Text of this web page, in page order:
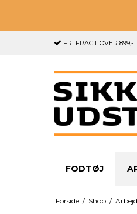
FRI FRAGT OVER 899,-
FODTØJ
Forside / Shop /